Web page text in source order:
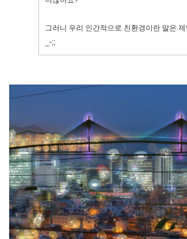
그러니 우리 인간적으로 친환경이란 말은
_-;;